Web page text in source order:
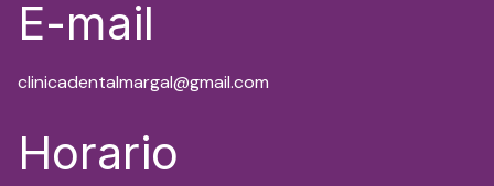
E-mail
clinicadentalmargal@gmail.com
Horario